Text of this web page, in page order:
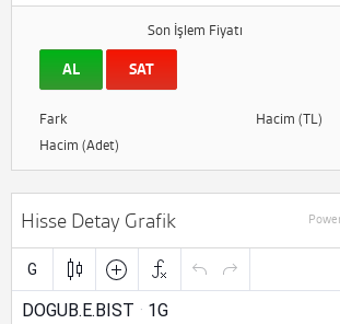
Son İşlem Fiyatı
AL SAT
Fark
Hacim (TL)
Hacim (Adet)
Hisse Detay Grafik